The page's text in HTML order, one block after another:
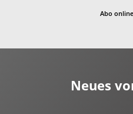
Abo
Neues